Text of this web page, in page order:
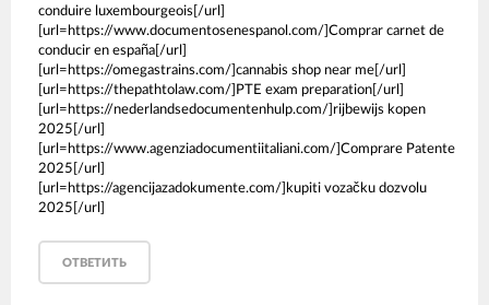
conduire luxembourgeois[/url]
[url=https://www.documentosenespanol.com/]Comprar carnet de
conducir en españa[/url]
[url=https://omegastrains.com/]cannabis shop near me[/url]
[url=https://thepathtolaw.com/]PTE exam preparation[/url]
[url=https://nederlandsedocumentenhulp.com/]rijbewijs kopen
2025[/url]
[url=https://www.agenziadocumentiitaliani.com/]Comprare Patente
2025[/url]
[url=https://agencijazadokumente.com/]kupiti vozačku dozvolu
2025[/url]
ОТВЕТИТЬ